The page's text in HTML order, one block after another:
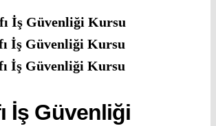
İş Güvenliği Kursu
İş Güvenliği Kursu
İş Güvenliği Kursu
İş Güvenliği